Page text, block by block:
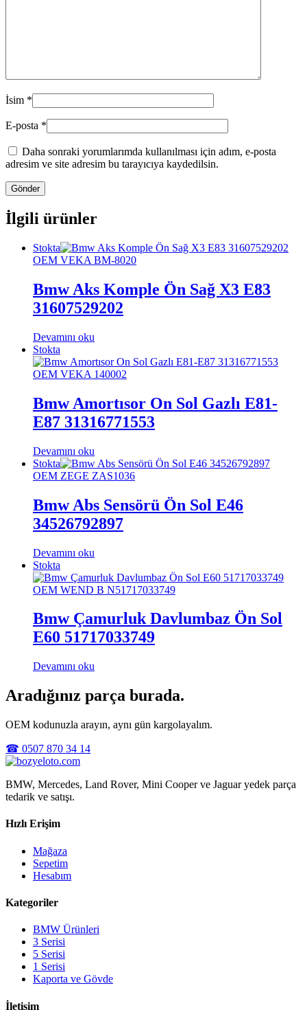
İsim *
E-posta *
Daha sonraki yorumlarımda kullanılması için adım, e-posta
adresim ve site adresim bu tarayıcıya kaydedilsin.
İlgili ürünler
Stokta
OEM VEKA BM-8020
Bmw Aks Komple Ön Sağ X3 E83
31607529202
Devamını oku
Stokta
OEM VEKA 140002
Bmw Amortısor On Sol Gazlı E81-
E87 31316771553
Devamını oku
Stokta
OEM ZEGE ZAS1036
Bmw Abs Sensörü Ön Sol E46
34526792897
Devamını oku
Stokta
OEM WEND B N51717033749
Bmw Çamurluk Davlumbaz Ön Sol
E60 51717033749
Devamını oku
Aradığınız parça burada.
OEM kodunuzla arayın, aynı gün kargolayalım.
☎ 0507 870 34 14
BMW, Mercedes, Land Rover, Mini Cooper ve Jaguar yedek parça
tedarik ve satışı.
Hızlı Erişim
Mağaza
Sepetim
Hesabım
Kategoriler
BMW Ürünleri
3 Serisi
5 Serisi
1 Serisi
Kaporta ve Gövde
İletişim